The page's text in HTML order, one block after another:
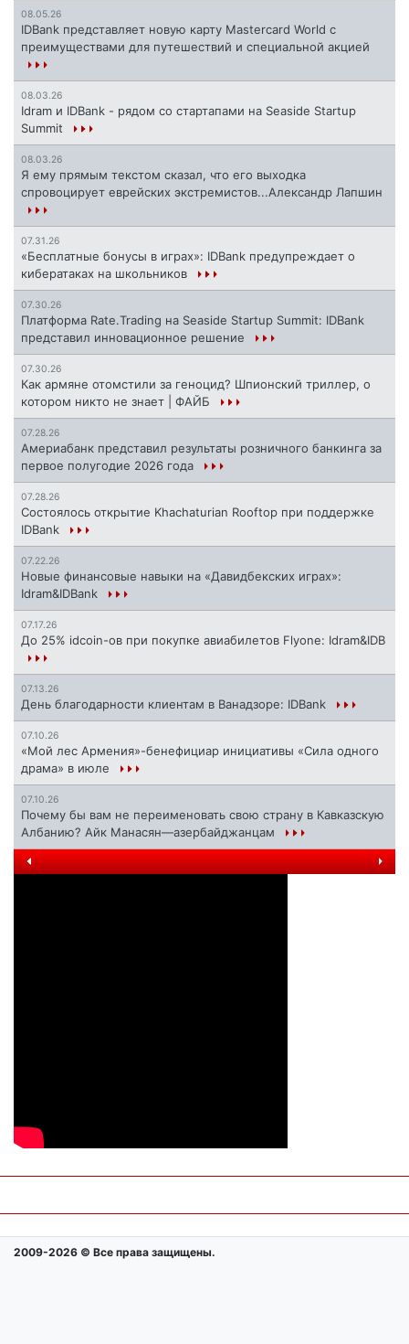
08.05.26
IDBank представляет новую карту Mastercard World с
преимуществами для путешествий и специальной акцией
08.03.26
Idram и IDBank - рядом со стартапами на Seaside Startup
Summit
08.03.26
Я ему прямым текстом сказал, что его выходка
спровоцирует еврейских экстремистов...Александр Лапшин
07.31.26
«Бесплатные бонусы в играх»: IDBank предупреждает о
кибератаках на школьников
07.30.26
Платформа Rate.Trading на Seaside Startup Summit: IDBank
представил инновационное решение
07.30.26
Как армяне отомстили за геноцид? Шпионский триллер, о
котором никто не знает | ФАЙБ
07.28.26
Америабанк представил результаты розничного банкинга за
первое полугодие 2026 года
07.28.26
Состоялось открытие Khachaturian Rooftop при поддержке
IDBank
07.22.26
Новые финансовые навыки на «Давидбекских играх»:
Idram&IDBank
07.17.26
До 25% idcoin-ов при покупке авиабилетов Flyone: Idram&IDB
07.13.26
День благодарности клиентам в Ванадзоре: IDBank
07.10.26
«Мой лес Армения»-бенефициар инициативы «Сила одного
драма» в июле
07.10.26
Почему бы вам не переименовать свою страну в Кавказскую
Албанию? Айк Манасян—азербайджанцам
2009-2026 © Все права защищены.